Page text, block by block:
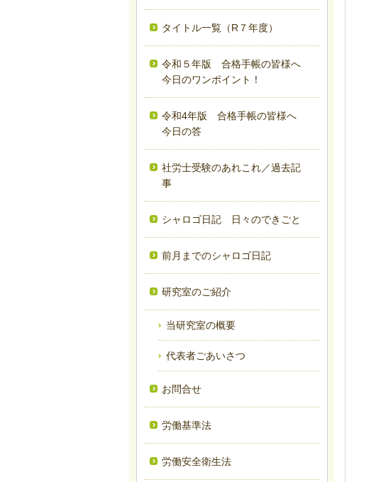
タイトル一覧（R７年度）
令和５年版 合格手帳の皆様へ
今日のワンポイント！
令和4年版 合格手帳の皆様へ
今日の答
社労士受験のあれこれ／過去記
事
シャロゴ日記 日々のできごと
前月までのシャロゴ日記
研究室のご紹介
当研究室の概要
代表者ごあいさつ
お問合せ
労働基準法
労働安全衛生法